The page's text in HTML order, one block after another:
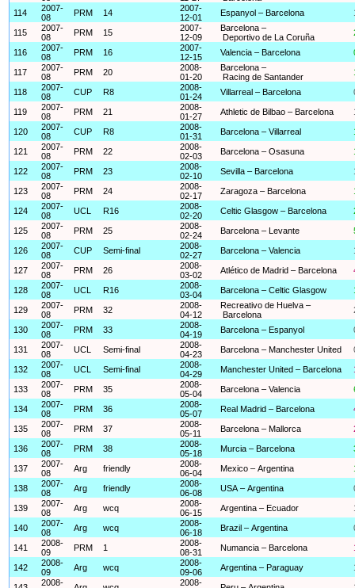
114
2007-
08
PRM 14
2007-
12-01
Espanyol – Barcelona
115
2007-
08
PRM 15
2007-
12-09
Barcelona –
Deportivo de La Coruña
116
2007-
08
PRM 16
2007-
12-15
Valencia – Barcelona
117
2007-
08
PRM 20
2008-
01-20
Barcelona –
Racing de Santander
118
2007-
08
CUP R8
2008-
01-24
Villarreal – Barcelona
119
2007-
08
PRM 21
2008-
01-27
Athletic de Bilbao – Barcelona
120
2007-
08
CUP R8
2008-
01-31
Barcelona – Villarreal
121
2007-
08
PRM 22
2008-
02-03
Barcelona – Osasuna
122
2007-
08
PRM 23
2008-
02-10
Sevilla – Barcelona
123
2007-
08
PRM 24
2008-
02-17
Zaragoza – Barcelona
124
2007-
08
UCL R16
2008-
02-20
Celtic Glasgow – Barcelona
125
2007-
08
PRM 25
2008-
02-24
Barcelona – Levante
126
2007-
08
CUP Semi-final
2008-
02-27
Barcelona – Valencia
127
2007-
08
PRM 26
2008-
03-02
Atlético de Madrid – Barcelona
128
2007-
08
UCL R16
2008-
03-04
Barcelona – Celtic Glasgow
129
2007-
08
PRM 32
2008-
04-12
Recreativo de Huelva –
Barcelona
130
2007-
08
PRM 33
2008-
04-19
Barcelona – Espanyol
131
2007-
08
UCL Semi-final
2008-
04-23
Barcelona – Manchester United
132
2007-
08
UCL Semi-final
2008-
04-29
Manchester United – Barcelona
133
2007-
08
PRM 35
2008-
05-04
Barcelona – Valencia
134
2007-
08
PRM 36
2008-
05-07
Real Madrid – Barcelona
135
2007-
08
PRM 37
2008-
05-11
Barcelona – Mallorca
136
2007-
08
PRM 38
2008-
05-18
Murcia – Barcelona
137
2007-
08
Arg friendly
2008-
06-04
Mexico – Argentina
138
2007-
08
Arg friendly
2008-
06-08
USA – Argentina
139
2007-
08
Arg wcq
2008-
06-15
Argentina – Ecuador
140
2007-
08
Arg wcq
2008-
06-18
Brazil – Argentina
141
2008-
09
PRM 1
2008-
08-31
Numancia – Barcelona
142
2008-
09
Arg wcq
2008-
09-06
Argentina – Paraguay
2008-
2008-